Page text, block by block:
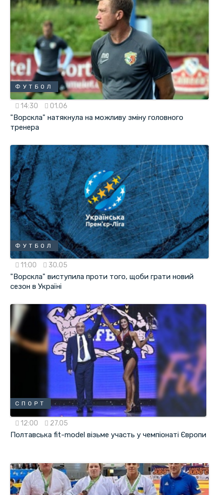
ФУТБОЛ
14:30 01.06
"Ворскла" натякнула на можливу зміну головного
тренера
ФУТБОЛ
11:00 30.05
"Ворскла" виступила проти того, щоби грати новий
сезон в Україні
СПОРТ
12:00 27.05
Полтавська fit-model візьме участь у чемпіонаті Європи